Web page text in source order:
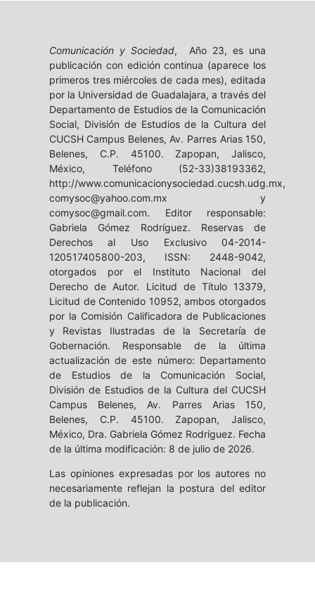
Comunicación y Sociedad, Año 23, es una
publicación con edición continua (aparece los
primeros tres miércoles de cada mes), editada
por la Universidad de Guadalajara, a través del
Departamento de Estudios de la Comunicación
Social, División de Estudios de la Cultura del
CUCSH Campus Belenes, Av. Parres Arias 150,
Belenes, C.P. 45100. Zapopan, Jalisco,
México, Teléfono (52-33)38193362,
http://www.comunicacionysociedad.cucsh.udg.mx,
comysoc@yahoo.com.mx y
comysoc@gmail.com. Editor responsable:
Gabriela Gómez Rodríguez. Reservas de
Derechos al Uso Exclusivo 04-2014-
120517405800-203, ISSN: 2448-9042,
otorgados por el Instituto Nacional del
Derecho de Autor. Licitud de Título 13379,
Licitud de Contenido 10952, ambos otorgados
por la Comisión Calificadora de Publicaciones
y Revistas Ilustradas de la Secretaría de
Gobernación. Responsable de la última
actualización de este número: Departamento
de Estudios de la Comunicación Social,
División de Estudios de la Cultura del CUCSH
Campus Belenes, Av. Parres Arias 150,
Belenes, C.P. 45100. Zapopan, Jalisco,
México, Dra. Gabriela Gómez Rodríguez. Fecha
de la última modificación: 8 de julio de 2026.
Las opiniones expresadas por los autores no
necesariamente reflejan la postura del editor
de la publicación.